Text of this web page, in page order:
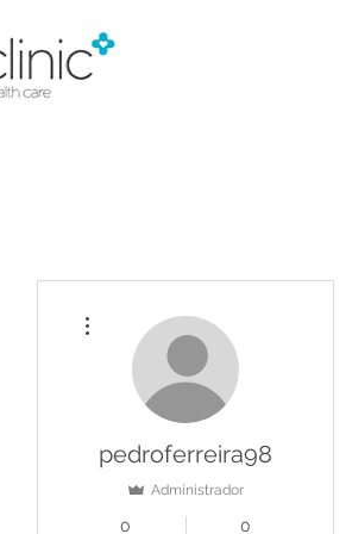
pedroferreira98
Administrador
0 0